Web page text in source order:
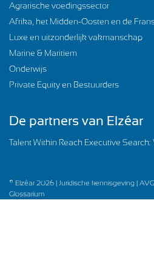
Agrarische voedingssector
Afrika, het Midden-Oosten en de
Luxe en uitzonderlijk vakmanschap
Marine & Maritiem
Onderwijs
Private Equity en Bestuurders
De partners van Elzéar
Talent Within Reach Executive Search:
© Elzéar 2026 | Juridische kennisgeving |
Glossarium